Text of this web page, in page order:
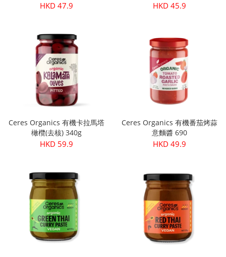
HKD 47.9 HKD 45.9
Ceres Organics 有機卡拉馬塔
橄欖(去核) 340g
HKD 59.9
Ceres Organics 有機番茄烤蒜
意麵醬 690
HKD 49.9